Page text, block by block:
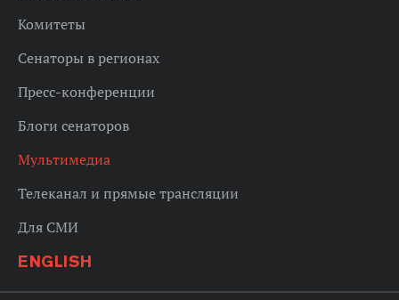
Комитеты
Сенаторы в регионах
Пресс-конференции
Блоги сенаторов
Мультимедиа
Телеканал и прямые трансляции
Для СМИ
ENGLISH